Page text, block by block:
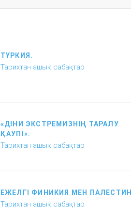
ТҮРКИЯ.
Тарихтан ашық сабақтар
«ДІНИ ЭКСТРЕМИЗНІҢ ТАРАЛУ
ҚАУПІ».
Тарихтан ашық сабақтар
ЕЖЕЛГІ ФИНИКИЯ МЕН
Тарихтан ашық сабақтар